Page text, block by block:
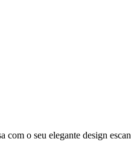
o seu elegante design